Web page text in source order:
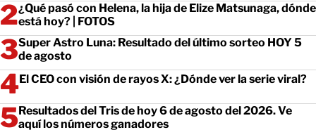
¿Qué pasó con Helena, la hija de Elize Matsunaga, dónde
está hoy? | FOTOS
Super Astro Luna: Resultado del último sorteo HOY 5
de agosto
El CEO con visión de rayos X: ¿Dónde ver la serie viral?
Resultados del Tris de hoy 6 de agosto del 2026. Ve
aquí los números ganadores